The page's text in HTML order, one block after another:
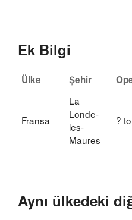
Ek Bilgi
Ülke Şehir
Fransa
La
Londe-
les-
Maures
?
Aynı ülkedeki